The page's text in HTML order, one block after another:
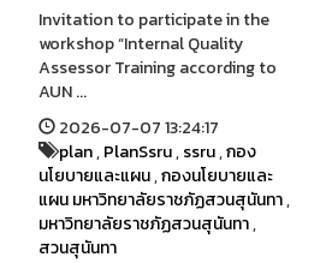
Invitation to participate in the
workshop “Internal Quality
Assessor Training according to
AUN ...
2026-07-07 13:24:17
plan,PlanSsru,ssru,กอง
นโยบายและแผน,กองนโยบายและ
แผน มหาวิทยาลัยราชภัฏสวนสุนันทา,
มหาวิทยาลัยราชภัฏสวนสุนันทา,
สวนสุนันทา